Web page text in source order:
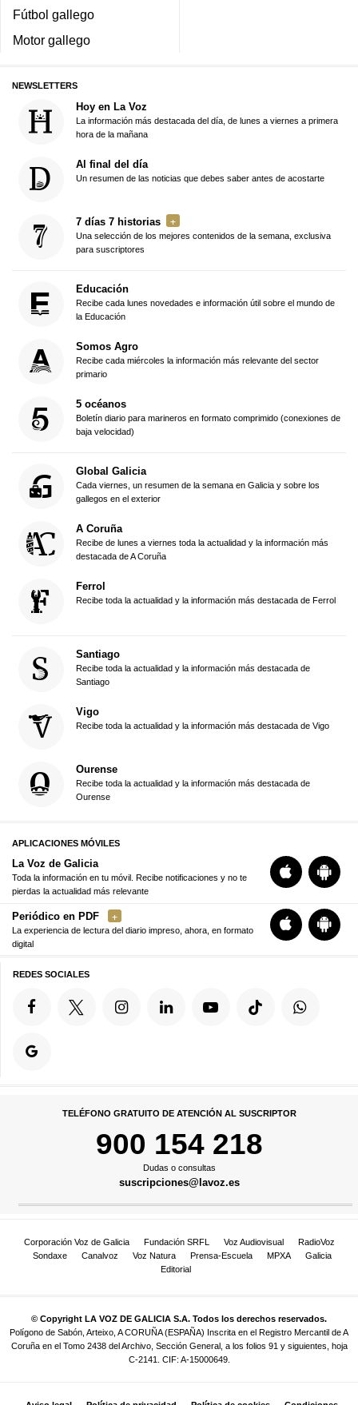
Fútbol gallego
Motor gallego
NEWSLETTERS
Hoy en La Voz
La información más destacada del día, de lunes a viernes a primera
hora de la mañana
Al final del día
Un resumen de las noticias que debes saber antes de acostarte
7 días 7 historias
Una selección de los mejores contenidos de la semana, exclusiva
para suscriptores
Educación
Recibe cada lunes novedades e información útil sobre el mundo de
la Educación
Somos Agro
Recibe cada miércoles la información más relevante del sector
primario
5 océanos
Boletín diario para marineros en formato comprimido (conexiones de
baja velocidad)
Global Galicia
Cada viernes, un resumen de la semana en Galicia y sobre los
gallegos en el exterior
A Coruña
Recibe de lunes a viernes toda la actualidad y la información más
destacada de A Coruña
Ferrol
Recibe toda la actualidad y la información más destacada de Ferrol
Santiago
Recibe toda la actualidad y la información más destacada de
Santiago
Vigo
Recibe toda la actualidad y la información más destacada de Vigo
Ourense
Recibe toda la actualidad y la información más destacada de
Ourense
APLICACIONES MÓVILES
La Voz de Galicia
Toda la información en tu móvil. Recibe notificaciones y no te
pierdas la actualidad más relevante
Periódico en PDF
La experiencia de lectura del diario impreso, ahora, en formato
digital
REDES SOCIALES
TELÉFONO GRATUITO DE ATENCIÓN AL SUSCRIPTOR
900 154 218
Dudas o consultas
suscripciones@lavoz.es
Corporación Voz de Galicia Fundación SRFL Voz Audiovisual
RadioVoz
Sondaxe
Canalvoz Voz Natura Prensa-Escuela MPXA
Galicia
Editorial
© Copyright LA VOZ DE GALICIA S.A. Todos los derechos reservados.
Polígono de Sabón, Arteixo, A CORUÑA (ESPAÑA) Inscrita en el Registro Mercantil de A
Coruña en el Tomo 2438 del Archivo, Sección General, a los folios 91 y siguientes, hoja
C-2141. CIF: A-15000649.